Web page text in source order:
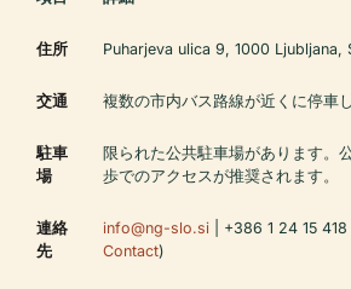
住所 Puharjeva ulica 9, 1000 Ljubljana,
交通 複数の市内バス路線が近くに停車し
駐車
場
限られた公共駐車場があります。
歩でのアクセスが推奨されます。
連絡
先
info@ng-slo.si | +386 1 24 15 418
Contact)